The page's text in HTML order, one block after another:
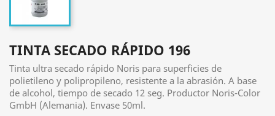
TINTA SECADO RÁPIDO 196
Tinta ultra secado rápido Noris para superficies de
polietileno y polipropileno, resistente a la abrasión. A base
de alcohol, tiempo de secado 12 seg. Productor Noris-Color
GmbH (Alemania). Envase 50ml.